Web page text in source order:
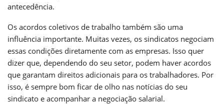
antecedência.
Os acordos coletivos de trabalho também são uma
influência importante. Muitas vezes, os sindicatos negociam
essas condições diretamente com as empresas. Isso quer
dizer que, dependendo do seu setor, podem haver acordos
que garantam direitos adicionais para os trabalhadores. Por
isso, é sempre bom ficar de olho nas notícias do seu
sindicato e acompanhar a negociação salarial.